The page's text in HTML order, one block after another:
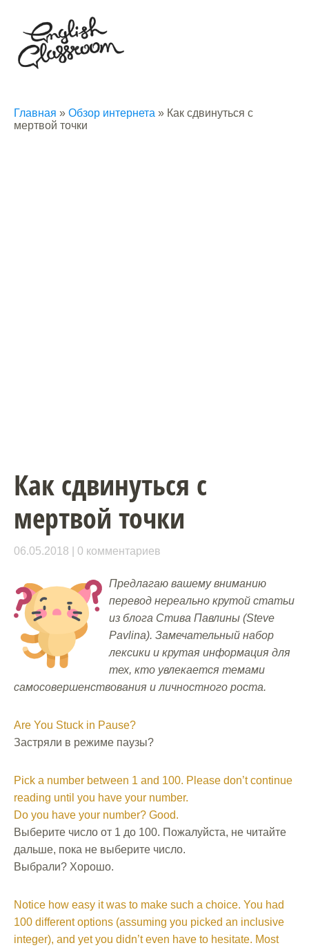
Главная » Обзор интернета » Как сдвинуться с
мертвой точки
Как сдвинуться с
мертвой точки
06.05.2018 0 комментариев
Предлагаю вашему вниманию
перевод нереально крутой статьи
из блога Стива Павлины (Steve
Pavlina). Замечательный набор
лексики и крутая информация для
тех, кто увлекается темами
самосовершенствования и личностного роста.
Are You Stuck in Pause?
Застряли в режиме паузы?
Pick a number between 1 and 100. Please don’t continue
reading until you have your number.
Do you have your number? Good.
Выберите число от 1 до 100. Пожалуйста, не читайте
дальше, пока не выберите число.
Выбрали? Хорошо.
Notice how easy it was to make such a choice. You had
100 different options (assuming you picked an inclusive
integer), and yet you didn’t even have to hesitate. Most